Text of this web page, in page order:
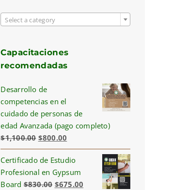
Select a category
Capacitaciones
recomendadas
Desarrollo de
competencias en el
cuidado de personas de
edad Avanzada (pago completo)
$1,100.00 Original
price
was:
$1,100.00.
$800.00
price
is:
$800.00.
Certificado de Estudio
Profesional en Gypsum
Board $830.00 Original
$675.00 Current